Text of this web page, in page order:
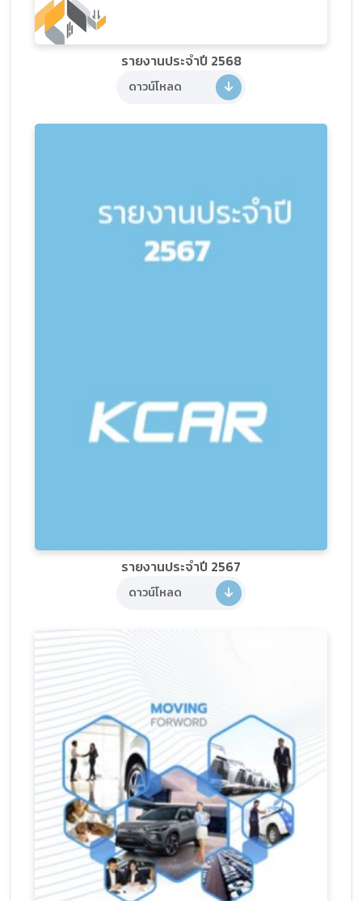
รายงานประจำปี 2568
ดาวน์โหลด
รายงานประจำปี 2567
ดาวน์โหลด